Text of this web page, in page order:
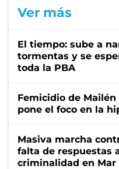
Ver más
El tiempo: sube a
tormentas y se
toda la PBA
Femicidio de
pone el foco en la
Masiva marcha
falta de respuestas
criminalidad en Mar